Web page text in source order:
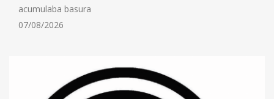
acumulaba basura
07/08/2026